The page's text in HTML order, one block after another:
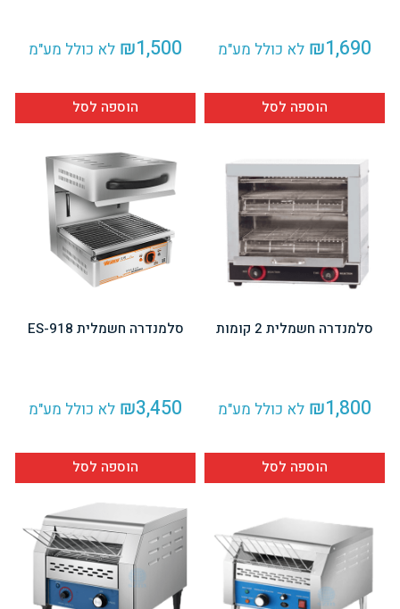
₪1,690 לא כולל מע"מ
הוספה לסל
₪1,500 לא כולל מע"מ
הוספה לסל
סלמנדרה חשמלית 2 קומות
₪1,800 לא כולל מע"מ
הוספה לסל
סלמנדרה חשמלית ES-918
₪3,450 לא כולל מע"מ
הוספה לסל